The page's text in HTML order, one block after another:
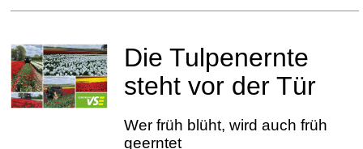
Die Tulpenernte
steht vor der Tür
Wer früh blüht, wird auch früh
geerntet